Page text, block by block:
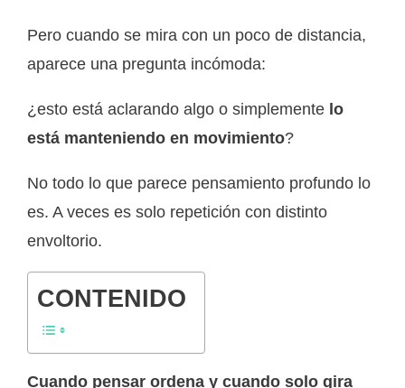
Pero cuando se mira con un poco de distancia,
aparece una pregunta incómoda:
¿esto está aclarando algo o simplemente lo
está manteniendo en movimiento?
No todo lo que parece pensamiento profundo lo
es. A veces es solo repetición con distinto
envoltorio.
CONTENIDO
Cuando pensar ordena y cuando solo gira